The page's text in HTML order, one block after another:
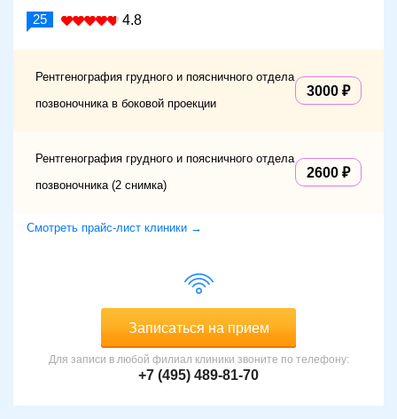
25 4.8
Рентгенография грудного и поясничного отдела
позвоночника в боковой проекции
3000
Рентгенография грудного и поясничного отдела
позвоночника (2 снимка)
2600
Смотреть прайс-лист клиники →
Записаться на прием
Для записи в любой филиал клиники звоните по телефону:
+7 (495) 489-81-70